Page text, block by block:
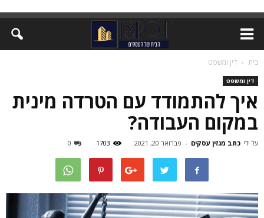
בית דין ומשפט
דין ומשפט
איך להתמודד עם הטרדה מינית
במקום העבודה?
על ידי כתב מגזין עסקים - פברואר 20, 2021 1703
0